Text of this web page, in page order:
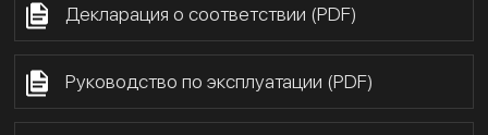
Декларация о соответствии (PDF)
Руководство по эксплуатации (PDF)